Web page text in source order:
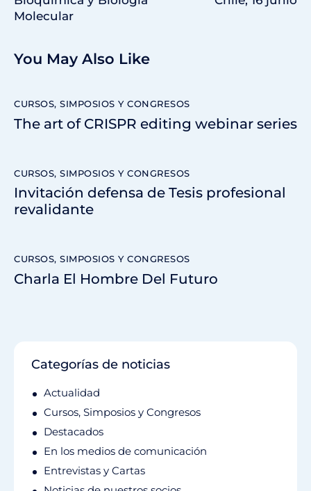
Molecular
You May Also Like
CURSOS, SIMPOSIOS Y CONGRESOS
The art of CRISPR editing webinar series
CURSOS, SIMPOSIOS Y CONGRESOS
Invitación defensa de Tesis profesional
revalidante
CURSOS, SIMPOSIOS Y CONGRESOS
Charla El Hombre Del Futuro
Categorías de noticias
Actualidad
Cursos, Simposios y Congresos
Destacados
En los medios de comunicación
Entrevistas y Cartas